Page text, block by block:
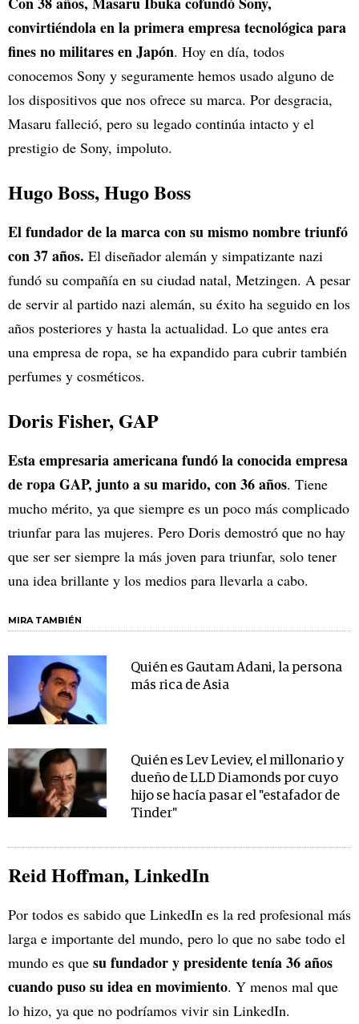
convirtiéndola en la primera empresa tecnológica para
fines no militares en Japón. Hoy en día, todos
conocemos Sony y seguramente hemos usado alguno de
los dispositivos que nos ofrece su marca. Por desgracia,
Masaru falleció, pero su legado continúa intacto y el
prestigio de Sony, impoluto.
Hugo Boss, Hugo Boss
El fundador de la marca con su mismo nombre triunfó
con 37 años. El diseñador alemán y simpatizante nazi
fundó su compañía en su ciudad natal, Metzingen. A pesar
de servir al partido nazi alemán, su éxito ha seguido en los
años posteriores y hasta la actualidad. Lo que antes era
una empresa de ropa, se ha expandido para cubrir también
perfumes y cosméticos.
Doris Fisher, GAP
Esta empresaria americana fundó la conocida empresa
de ropa GAP, junto a su marido, con 36 años. Tiene
mucho mérito, ya que siempre es un poco más complicado
triunfar para las mujeres. Pero Doris demostró que no hay
que ser ser siempre la más joven para triunfar, solo tener
una idea brillante y los medios para llevarla a cabo.
MIRA TAMBIÉN
Quién es Gautam Adani, la persona
más rica de Asia
Quién es Lev Leviev, el millonario y
dueño de LLD Diamonds por cuyo
hijo se hacía pasar el "estafador de
Tinder"
Reid Hoffman, LinkedIn
Por todos es sabido que LinkedIn es la red profesional más
larga e importante del mundo, pero lo que no sabe todo el
mundo es que su fundador y presidente tenía 36 años
cuando puso su idea en movimiento. Y menos mal que
lo hizo, ya que no podríamos vivir sin LinkedIn.